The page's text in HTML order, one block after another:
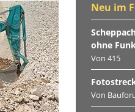
Neu im
ohne
Von 415
Von